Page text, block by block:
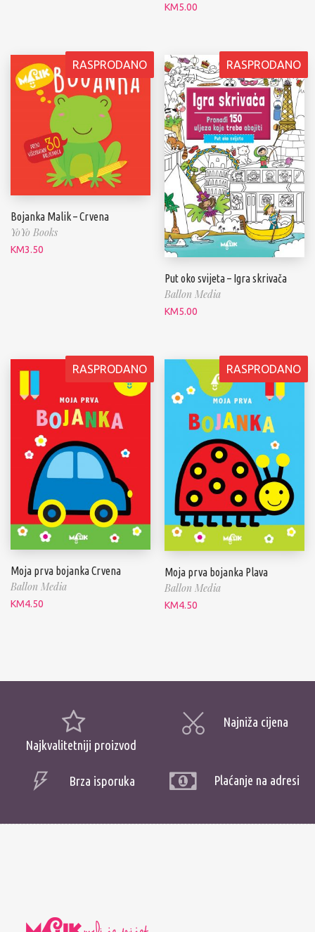
KM5.00
RASPRODANO
Bojanka Malik – Crvena
YoYo Books
KM3.50
RASPRODANO
Put oko svijeta – Igra skrivača
Ballon Media
KM5.00
RASPRODANO
Moja prva bojanka Crvena
Ballon Media
KM4.50
RASPRODANO
Moja prva bojanka Plava
Ballon Media
KM4.50
Najkvalitetniji proizvod
Najniža cijena
Brza isporuka Plaćanje na adresi